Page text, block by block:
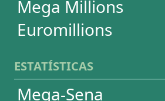
DESDOBRAMENTOS
Lotofácil
Quina